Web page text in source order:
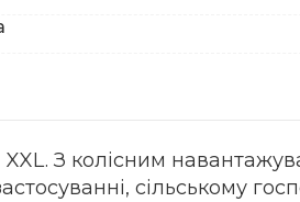
З колісним
сільському